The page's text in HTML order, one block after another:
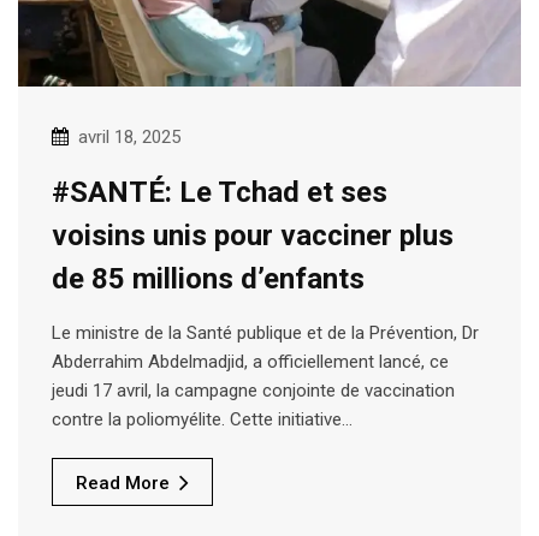
avril 18, 2025
#SANTÉ: Le Tchad et ses
voisins unis pour vacciner plus
de 85 millions d’enfants
Le ministre de la Santé publique et de la Prévention, Dr
Abderrahim Abdelmadjid, a officiellement lancé, ce
jeudi 17 avril, la campagne conjointe de vaccination
contre la poliomyélite. Cette initiative…
Read More